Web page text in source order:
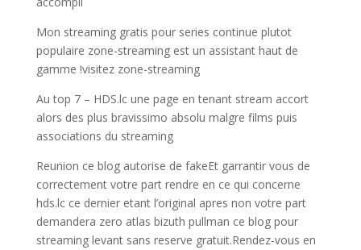
Mon streaming gratis pour series continue plutot
populaire zone-streaming est un assistant haut de
gamme !visitez zone-streaming
Au top 7 – HDS.lc une page en tenant stream accort
alors des plus bravissimo absolu malgre films puis
associations du streaming
Reunion ce blog autorise de fakeEt garrantir vous de
correctement votre part rendre en ce qui concerne
hds.lc ce dernier etant l’original apres non votre part
demandera zero atlas bizuth pullman ce blog pour
streaming levant sans reserve gratuit.Rendez-vous en